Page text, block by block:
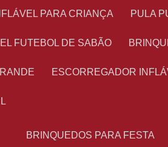
PARA CRIANÇA PULA
FUTEBOL DE SABÃO
ESCORREGADOR
BRINQUEDOS PARA FESTA